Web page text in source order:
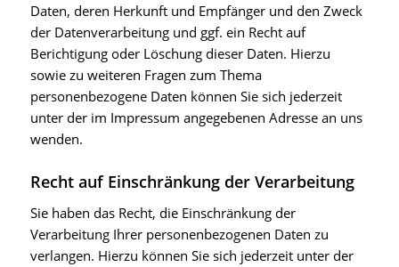
Daten, deren Herkunft und Empfänger und den Zweck
der Datenverarbeitung und ggf. ein Recht auf
Berichtigung oder Löschung dieser Daten. Hierzu
sowie zu weiteren Fragen zum Thema
personenbezogene Daten können Sie sich jederzeit
unter der im Impressum angegebenen Adresse an uns
wenden.
Recht auf Einschränkung der Verarbeitung
Sie haben das Recht, die Einschränkung der
Verarbeitung Ihrer personenbezogenen Daten zu
verlangen. Hierzu können Sie sich jederzeit unter der